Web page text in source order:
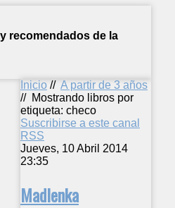
recomendados de la
Inicio // A partir de 3 años
// Mostrando libros por
etiqueta: checo
Suscribirse a este canal
RSS
Jueves, 10 Abril 2014
23:35
Madlenka